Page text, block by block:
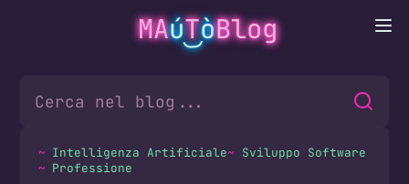
MAúTòBlog
Intelligenza Artificiale
Sviluppo Software
Professione